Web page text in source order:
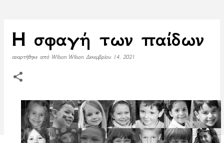
Η σφαγή των παίδων
αναρτήθηκε από Wilson Wilson Δεκεμβρίου 14, 2021